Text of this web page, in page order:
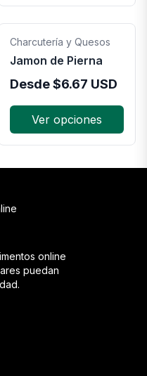
Charcutería y Quesos
Jamon de Pierna
Desde$6.67 USD
Ver opciones
online
puedan